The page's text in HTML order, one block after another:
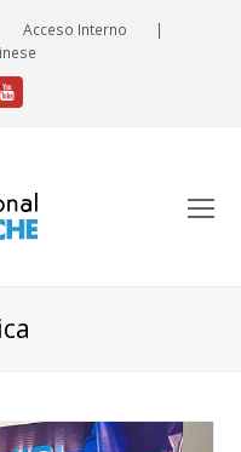
Acceso Interno
|
Youtube